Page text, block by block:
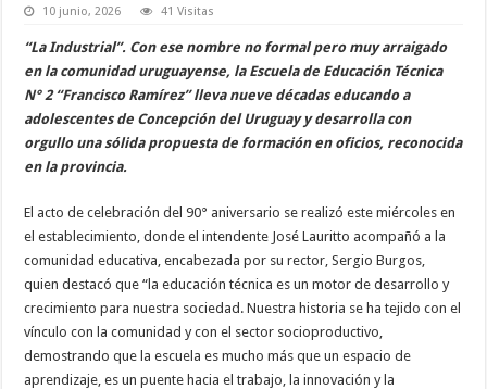
10 junio, 2026 41 Visitas
“La Industrial”. Con ese nombre no formal pero muy arraigado
en la comunidad uruguayense, la Escuela de Educación Técnica
N° 2 “Francisco Ramírez” lleva nueve décadas educando a
adolescentes de Concepción del Uruguay y desarrolla con
orgullo una sólida propuesta de formación en oficios, reconocida
en la provincia.
El acto de celebración del 90° aniversario se realizó este miércoles en
el establecimiento, donde el intendente José Lauritto acompañó a la
comunidad educativa, encabezada por su rector, Sergio Burgos,
quien destacó que “la educación técnica es un motor de desarrollo y
crecimiento para nuestra sociedad. Nuestra historia se ha tejido con el
vínculo con la comunidad y con el sector socioproductivo,
demostrando que la escuela es mucho más que un espacio de
aprendizaje, es un puente hacia el trabajo, la innovación y la